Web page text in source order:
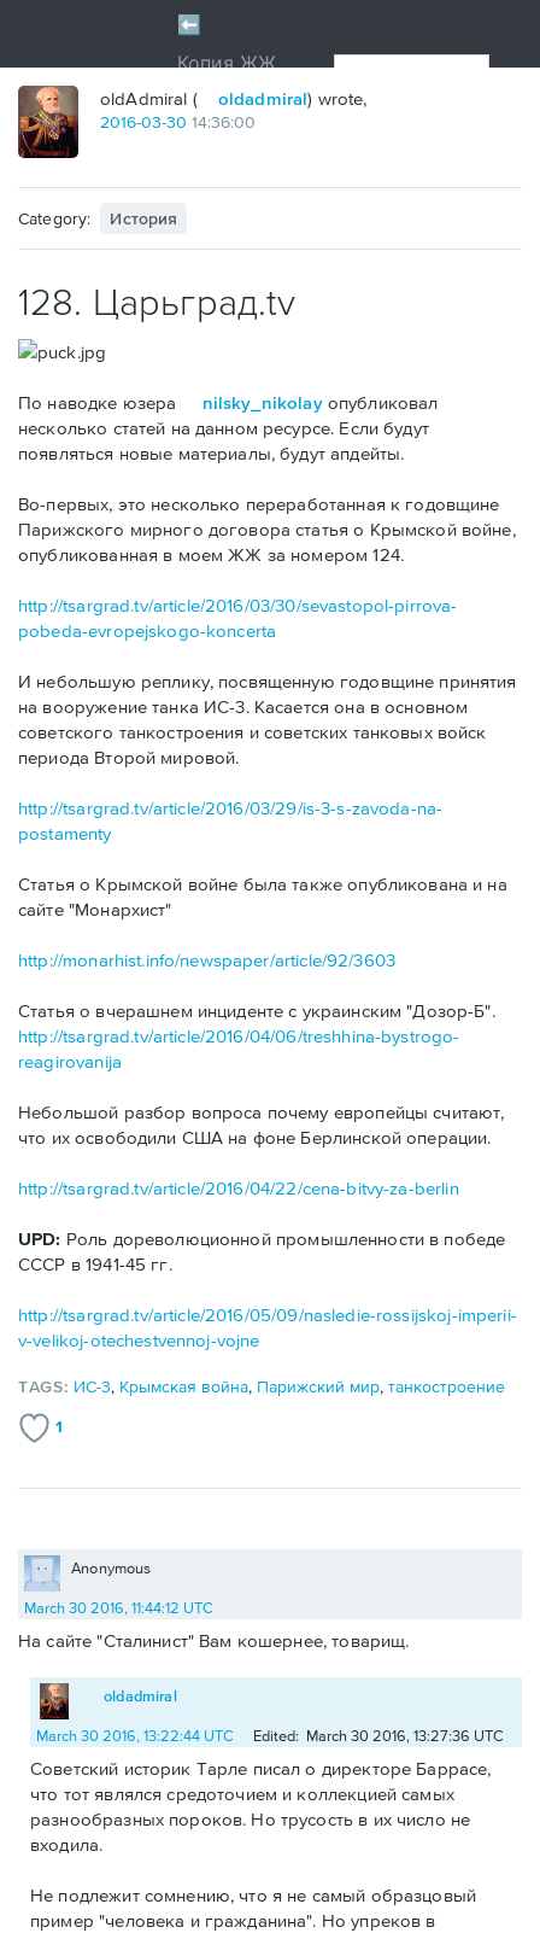
oldAdmiral ( oldadmiral) wrote,
2016-03-30 14:36:00
Category: История
128. Царьград.tv
По наводке юзера nilsky_nikolayопубликовал
несколько статей на данном ресурсе. Если будут
появляться новые материалы, будут апдейты.
Во-первых, это несколько переработанная к годовщине
Парижского мирного договора статья о Крымской войне,
опубликованная в моем ЖЖ за номером 124.
http://tsargrad.tv/article/2016/03/30/sevastopol-pirrova-
pobeda-evropejskogo-koncerta
И небольшую реплику, посвященную годовщине принятия
на вооружение танка ИС-3. Касается она в основном
советского танкостроения и советских танковых войск
периода Второй мировой.
http://tsargrad.tv/article/2016/03/29/is-3-s-zavoda-na-
postamenty
Статья о Крымской войне была также опубликована и на
сайте "Монархист"
http://monarhist.info/newspaper/article/92/3603
Статья о вчерашнем инциденте с украинским "Дозор-Б".
http://tsargrad.tv/article/2016/04/06/treshhina-bystrogo-
reagirovanija
Небольшой разбор вопроса почему европейцы считают,
что их освободили США на фоне Берлинской операции.
http://tsargrad.tv/article/2016/04/22/cena-bitvy-za-berlin
UPD: Роль дореволюционной промышленности в победе
СССР в 1941-45 гг.
http://tsargrad.tv/article/2016/05/09/nasledie-rossijskoj-imperii-
v-velikoj-otechestvennoj-vojne
TAGS: ИС-3, Крымская война, Парижский мир,танкостроение
1
Anonymous
March 30 2016, 11:44:12 UTC
На сайте "Сталинист" Вам кошернее, товарищ.
oldadmiral
March 30 2016, 13:22:44 UTC Edited: March 30 2016, 13:27:36 UTC
Советский историк Тарле писал о директоре Баррасе,
что тот являлся средоточием и коллекцией самых
разнообразных пороков. Но трусость в их число не
входила.
Не подлежит сомнению, что я не самый образцовый
пример "человека и гражданина". Но упреков в